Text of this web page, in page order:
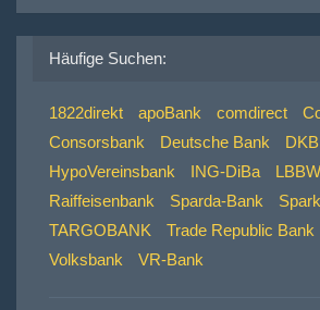
Häufige Suchen:
1822direkt apoBank comdirect
Consorsbank
Deutsche Bank
DKB
HypoVereinsbank
ING-DiBa LBBW
Raiffeisenbank
Sparda-Bank
TARGOBANK
Trade Republic Bank
Volksbank
VR-Bank